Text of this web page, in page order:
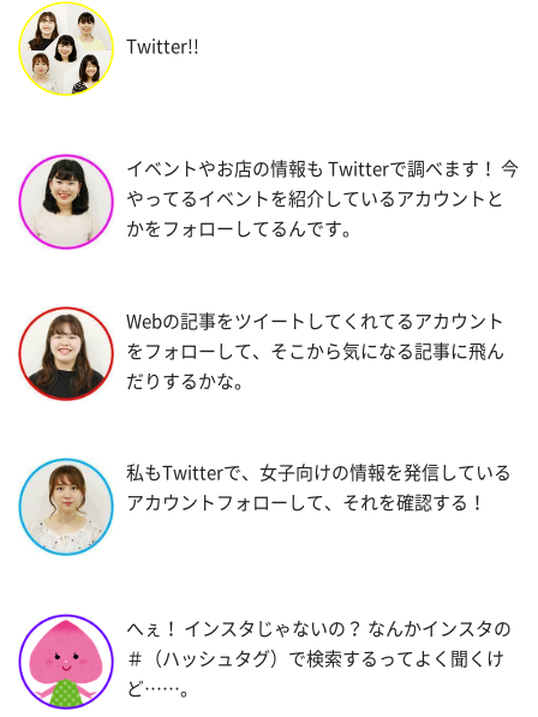
Twitter!!
イベントやお店の情報も Twitterで調べます！ 今
やってるイベントを紹介しているアカウントと
かをフォローしてるんです。
Webの記事をツイートしてくれてるアカウント
をフォローして、そこから気になる記事に飛ん
だりするかな。
私もTwitterで、女子向けの情報を発信している
アカウントフォローして、それを確認する！
へぇ！ インスタじゃないの？ なんかインスタの
＃（ハッシュタグ）で検索するってよく聞くけ
ど……。